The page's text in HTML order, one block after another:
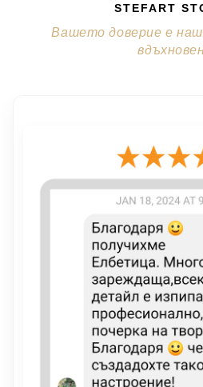
STEFART
Вашето доверие е